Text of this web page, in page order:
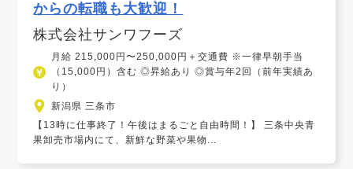
からの転職も大歓迎！
株式会社サンワフーズ
月給 215,000円〜250,000円＋交通費 ※一律早朝手当
（15,000円）含む ◎昇給あり ◎賞与年2回（前年実績あ
り）
新潟県 三条市
【13時に仕事終了！午後はまるごと自由時間！】 三条中央青
果卸売市場内にて、新鮮な野菜や果物...